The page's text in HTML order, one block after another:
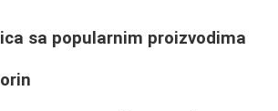
sa popularnim proizvodima